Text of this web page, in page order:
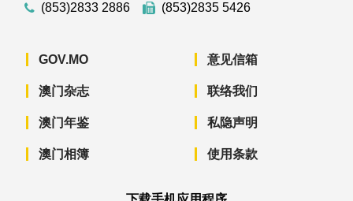
(853)2833 2886
(853)2835 5426
GOV.MO
澳门杂志
澳门年鉴
澳门相簿
意见信箱
联络我们
私隐声明
使用条款